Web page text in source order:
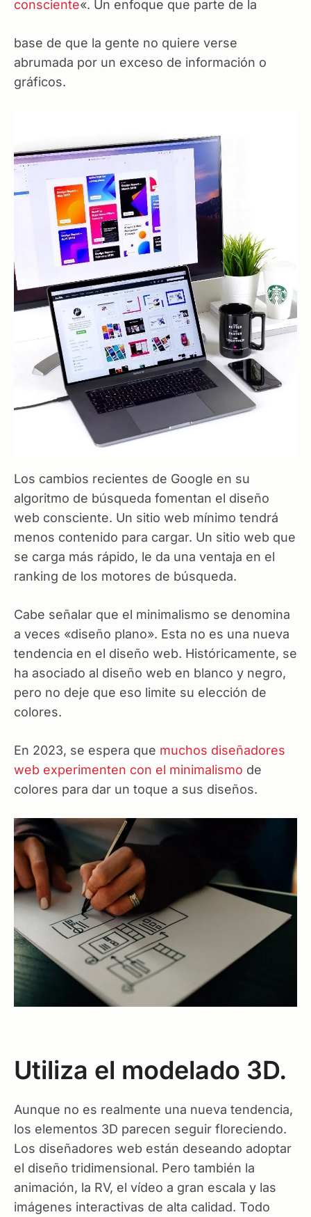
consciente«. Un enfoque que parte de la
base de que la gente no quiere verse
abrumada por un exceso de información o
gráficos.
Los cambios recientes de Google en su
algoritmo de búsqueda fomentan el diseño
web consciente. Un sitio web mínimo tendrá
menos contenido para cargar. Un sitio web que
se carga más rápido, le da una ventaja en el
ranking de los motores de búsqueda.
Cabe señalar que el minimalismo se denomina
a veces «diseño plano». Esta no es una nueva
tendencia en el diseño web. Históricamente, se
ha asociado al diseño web en blanco y negro,
pero no deje que eso limite su elección de
colores.
En 2023, se espera que muchos diseñadores
web experimenten con el minimalismo de
colores para dar un toque a sus diseños.
Utiliza el modelado 3D.
Aunque no es realmente una nueva tendencia,
los elementos 3D parecen seguir floreciendo.
Los diseñadores web están deseando adoptar
el diseño tridimensional. Pero también la
animación, la RV, el vídeo a gran escala y las
imágenes interactivas de alta calidad. Todo